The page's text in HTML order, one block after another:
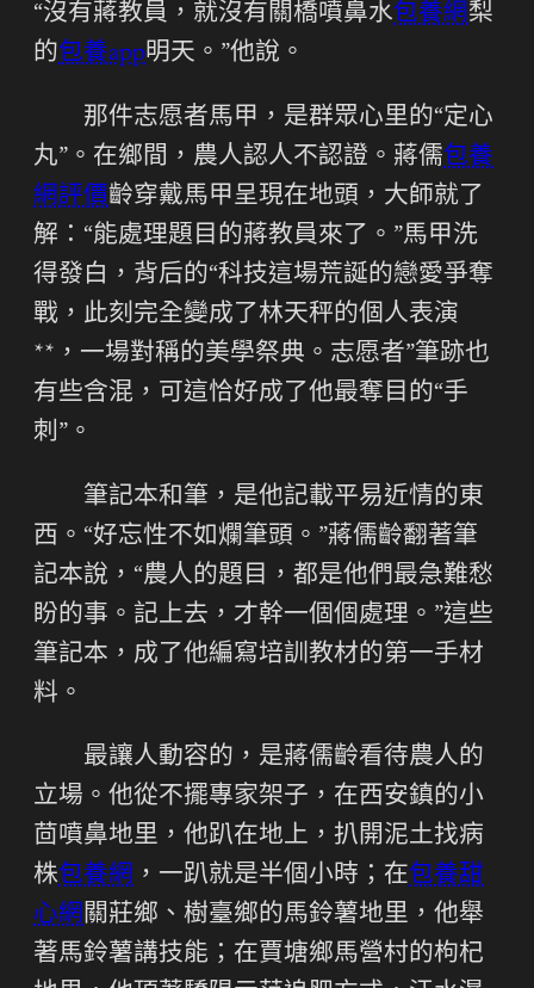
“沒有蔣教員，就沒有關橋噴鼻水包養網梨
的包養app明天。”他說。
那件志愿者馬甲，是群眾心里的“定心
丸”。在鄉間，農人認人不認證。蔣儒包養
網評價齡穿戴馬甲呈現在地頭，大師就了
解：“能處理題目的蔣教員來了。”馬甲洗
得發白，背后的“科技這場荒誕的戀愛爭奪
戰，此刻完全變成了林天秤的個人表演
**，一場對稱的美學祭典。志愿者”筆跡也
有些含混，可這恰好成了他最奪目的“手
刺”。
筆記本和筆，是他記載平易近情的東
西。“好忘性不如爛筆頭。”蔣儒齡翻著筆
記本說，“農人的題目，都是他們最急難愁
盼的事。記上去，才幹一個個處理。”這些
筆記本，成了他編寫培訓教材的第一手材
料。
最讓人動容的，是蔣儒齡看待農人的
立場。他從不擺專家架子，在西安鎮的小
茴噴鼻地里，他趴在地上，扒開泥土找病
株包養網 ，一趴就是半個小時；在包養甜
心網關莊鄉、樹臺鄉的馬鈴薯地里，他舉
著馬鈴薯講技能；在賈塘鄉馬營村的枸杞